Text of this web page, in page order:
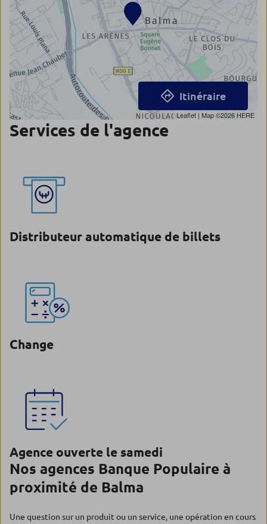
Leaflet | Map ©2026 HERE
Itinéraire
Services de l'agence
Distributeur automatique de billets
Change
Agence ouverte le samedi
Nos agences Banque Populaire à
proximité de Balma
Une question sur un produit ou un service, une opération en cours